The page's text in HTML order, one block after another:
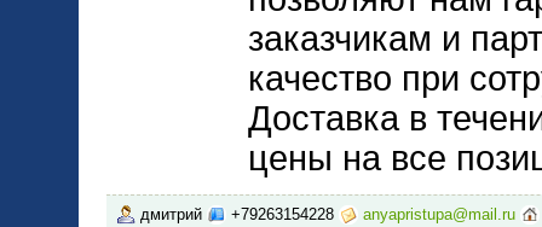
заказчикам и
качество при
Доставка в
цены на все
дмитрий +79263154228 anyapristupa@mail.ru